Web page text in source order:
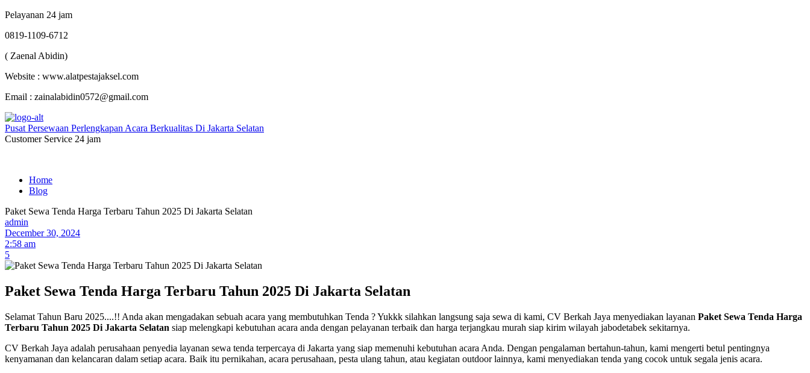
Pelayanan 24 jam
0819-1109-6712
( Zaenal Abidin)
Website : www.alatpestajaksel.com
Email : zainalabidin0572@gmail.com
Pusat Persewaan Perlengkapan Acara Berkualitas Di Jakarta Selatan
Customer Service 24 jam
Home
Blog
Paket Sewa Tenda Harga Terbaru Tahun 2025 Di Jakarta Selatan
admin
December 30, 2024
2:58 am
5
Paket Sewa Tenda Harga Terbaru Tahun 2025 Di Jakarta Selatan
Selamat Tahun Baru 2025....!! Anda akan mengadakan sebuah acara yang membutuhkan Tenda ? Yukkk silahkan langsung saja sewa di kami, CV Berkah Jaya menyediakan layanan Paket Sewa Tenda Harga
Terbaru Tahun 2025 Di Jakarta Selatan siap melengkapi kebutuhan acara anda dengan pelayanan terbaik dan harga terjangkau murah siap kirim wilayah jabodetabek sekitarnya.
CV Berkah Jaya adalah perusahaan penyedia layanan sewa tenda terpercaya di Jakarta yang siap memenuhi kebutuhan acara Anda. Dengan pengalaman bertahun-tahun, kami mengerti betul pentingnya
kenyamanan dan kelancaran dalam setiap acara. Baik itu pernikahan, acara perusahaan, pesta ulang tahun, atau kegiatan outdoor lainnya, kami menyediakan tenda yang cocok untuk segala jenis acara.